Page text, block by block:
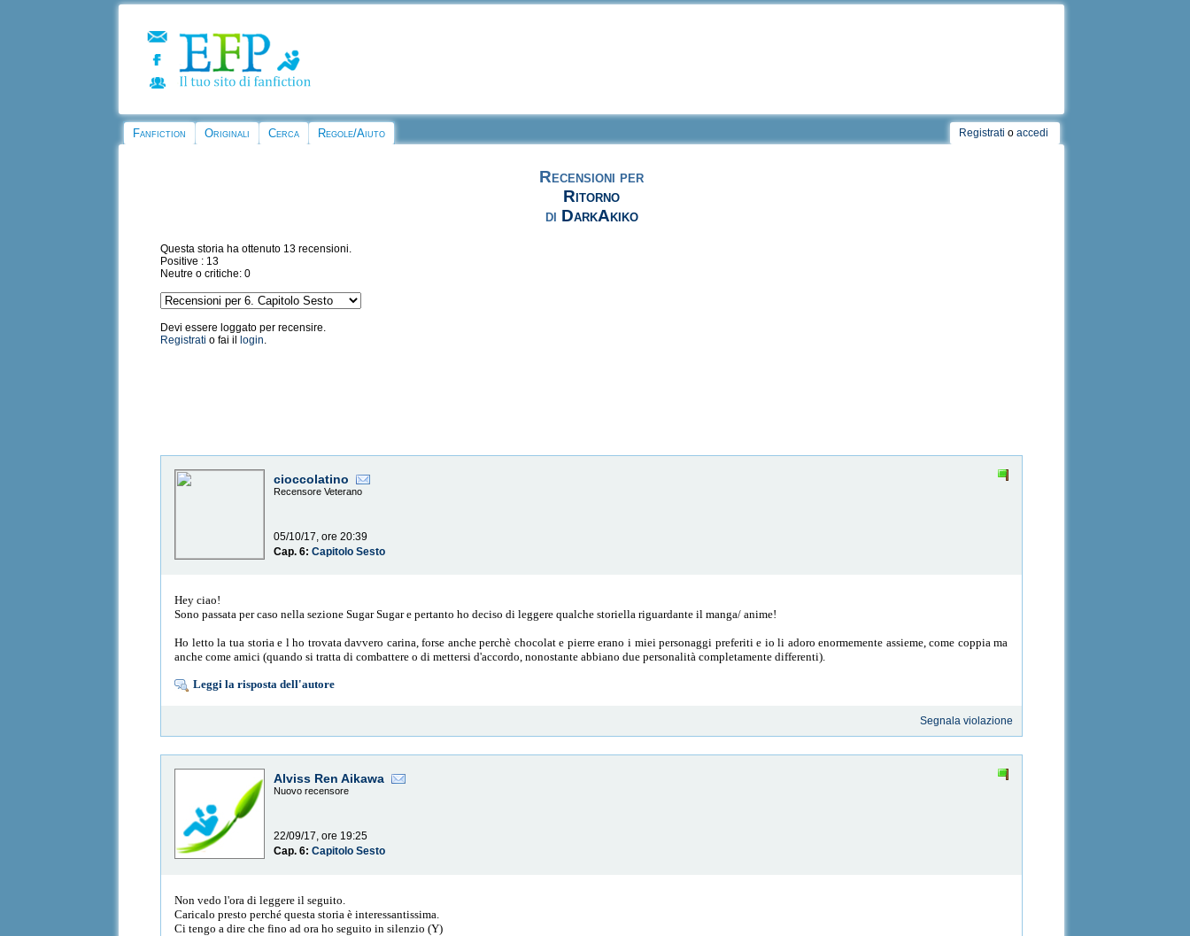
Fanfiction Originali Cerca Regole/Aiuto Registrati o accedi
Recensioni per
Ritorno
di DarkAkiko
Questa storia ha ottenuto 13 recensioni.
Positive : 13
Neutre o critiche: 0
Devi essere loggato per recensire.
Registrati o fai il login.
cioccolatino
Recensore Veterano
05/10/17, ore 20:39
Cap. 6:Capitolo Sesto
Hey ciao!
Sono passata per caso nella sezione Sugar Sugar e pertanto ho deciso di leggere qualche storiella riguardante il manga/ anime!
Ho letto la tua storia e l ho trovata davvero carina, forse anche perchè chocolat e pierre erano i miei personaggi preferiti e io li adoro enormemente assieme, come coppia ma
anche come amici (quando si tratta di combattere o di mettersi d'accordo, nonostante abbiano due personalità completamente differenti).
Leggi la risposta dell'autore
Segnala violazione
Alviss Ren Aikawa
Nuovo recensore
22/09/17, ore 19:25
Cap. 6:Capitolo Sesto
Non vedo l'ora di leggere il seguito.
Caricalo presto perché questa storia è interessantissima.
Ci tengo a dire che fino ad ora ho seguito in silenzio (Y)